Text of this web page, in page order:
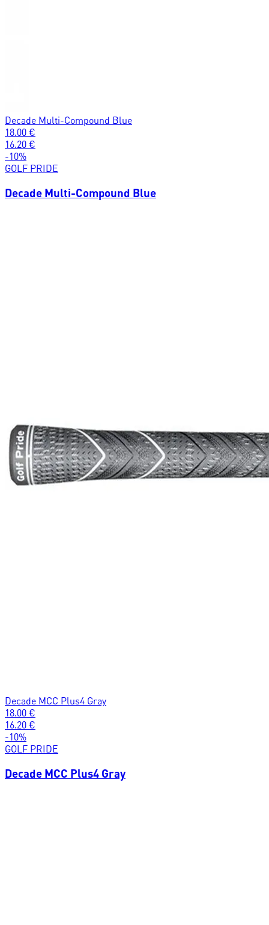
Decade Multi-Compound Blue
18.00 €
16.20 €
-10%
GOLF PRIDE
Decade Multi-Compound Blue
Decade MCC Plus4 Gray
18.00 €
16.20 €
-10%
GOLF PRIDE
Decade MCC Plus4 Gray